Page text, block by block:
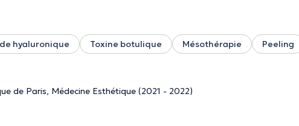
hyaluronique Toxine botulique Mésothérapie
Peeling
de Paris, Médecine Esthétique (2021 - 2022)